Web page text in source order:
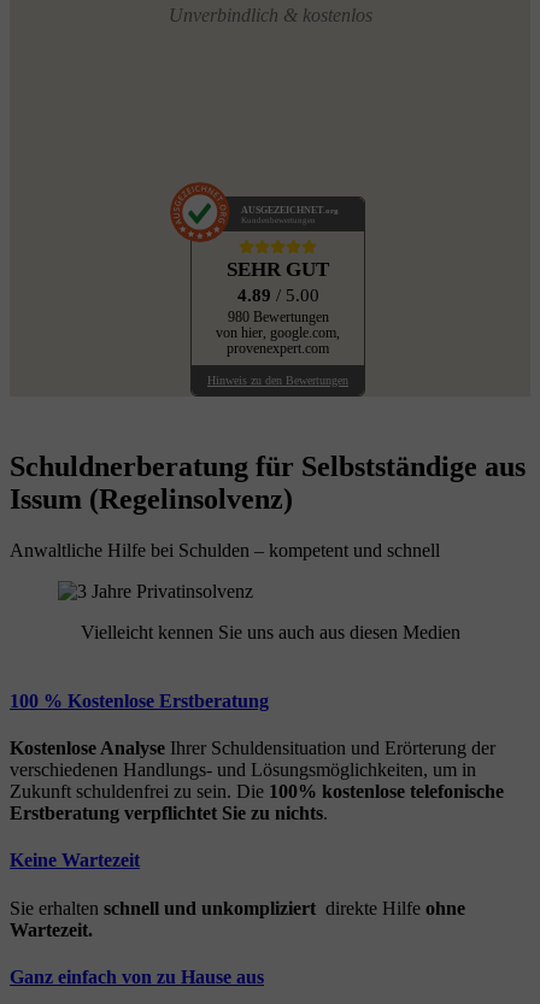
Unverbindlich & kostenlos
AUSGEZEICHNET .org
Kundenbewertungen
SEHR GUT
4.89 / 5.00
980 Bewertungen
von hier, google.com,
provenexpert.com
Hinweis zu den Bewertungen
Schuldnerberatung für Selbstständige aus
Issum (Regelinsolvenz)
Anwaltliche Hilfe bei Schulden – kompetent und schnell
Vielleicht kennen Sie uns auch aus diesen Medien
100 % Kostenlose Erstberatung
Kostenlose Analyse Ihrer Schuldensituation und Erörterung der
verschiedenen Handlungs- und Lösungsmöglichkeiten, um in
Zukunft schuldenfrei zu sein. Die 100% kostenlose telefonische
Erstberatung verpflichtet Sie zu nichts.
Keine Wartezeit
Sie erhalten schnell und unkompliziert direkte Hilfe ohne
Wartezeit.
Ganz einfach von zu Hause aus